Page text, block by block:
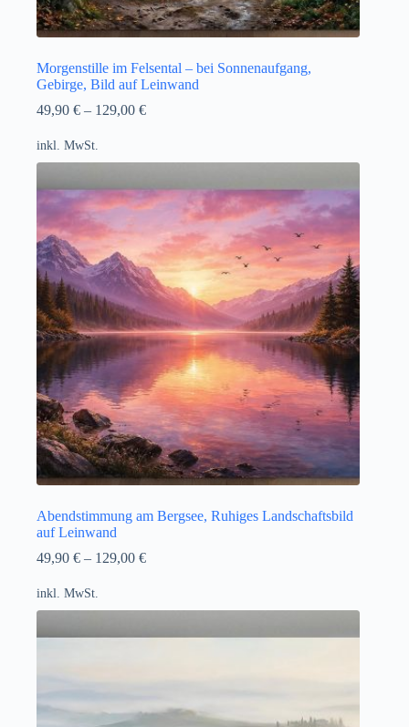
Morgenstille im Felsental – bei Sonnenaufgang,
Gebirge, Bild auf Leinwand
49,90 € – 129,00 €
inkl. MwSt.
Abendstimmung am Bergsee, Ruhiges Landschaftsbild
auf Leinwand
49,90 € – 129,00 €
inkl. MwSt.